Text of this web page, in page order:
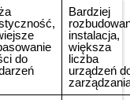
do
Bardziej
instalacja,
większa
liczba
urządzeń